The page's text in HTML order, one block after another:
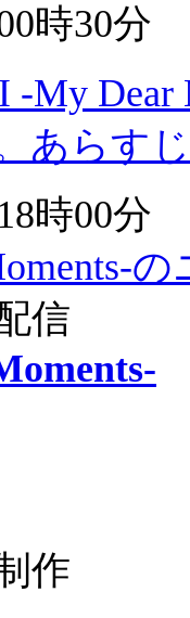
時30分
My Dear
あらす
時00分
信
作